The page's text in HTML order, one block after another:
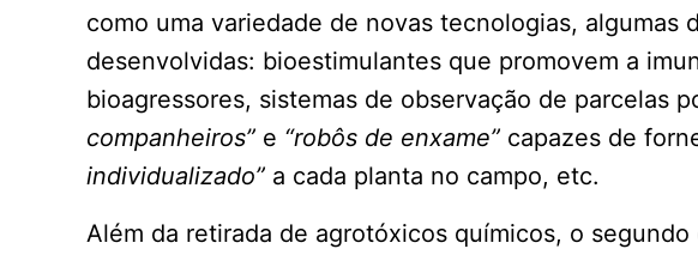
como uma variedade de novas tecnologias, algumas
desenvolvidas: bioestimulantes que promovem a
bioagressores, sistemas de observação de parcelas
companheiros” e “robôs de enxame” capazes de
individualizado” a cada planta no campo, etc.
Além da retirada de agrotóxicos químicos, o segundo